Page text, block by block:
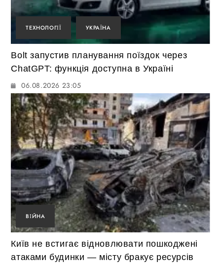
ТЕХНОЛОГІЇ УКРАЇНА
Bolt запустив планування поїздок через
ChatGPT: функція доступна в Україні
06.08.2026 23:05
ВІЙНА
Київ не встигає відновлювати пошкоджені
атаками будинки — місту бракує ресурсів